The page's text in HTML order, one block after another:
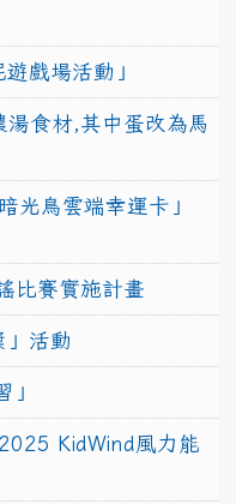
戲場活動」
食材,其中蛋改為馬
光鳥雲端幸運卡」
比賽實施計畫
」活動
」
KidWind風力能